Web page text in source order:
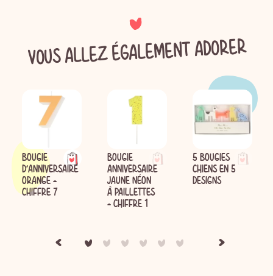
VOUS ALLEZ ÉGALEMENT ADORER
BOUGIE
D'ANNIVERSAIRE
ORANGE -
CHIFFRE 7
BOUGIE
ANNIVERSAIRE
JAUNE NÉON
À PAILLETTES
- CHIFFRE 1
5 BOUGIES
CHIENS EN 5
DESIGNS